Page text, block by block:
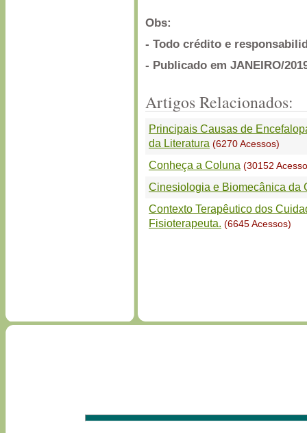
Obs:
- Todo crédito e
- Publicado em JANEIRO/
Artigos Relacionados:
Principais Causas de
da Literatura (6270 Acessos)
Conheça a Coluna (30152
Cinesiologia e Biomecânica da
Contexto Terapêutico dos
Fisioterapeuta. (6645 Acessos)